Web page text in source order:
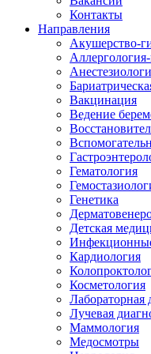
Контакты
Направления
Акушерство-
Вакцинация
Ведение
Гематология
Генетика
Детская
Кардиология
Косметология
Лабораторная
Лучевая
Маммология
Медосмотры